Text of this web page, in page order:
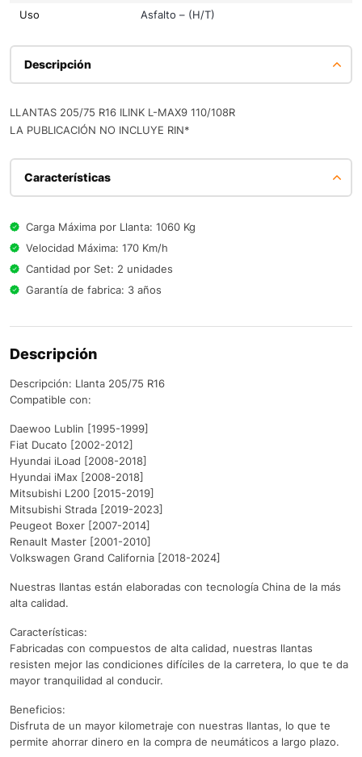
Uso
Asfalto – (H/T)
Descripción
LLANTAS 205/75 R16 ILINK L-MAX9 110/108R
LA PUBLICACIÓN NO INCLUYE RIN*
Características
Carga Máxima por Llanta: 1060 Kg
Velocidad Máxima: 170 Km/h
Cantidad por Set: 2 unidades
Garantía de fabrica: 3 años
Descripción
Descripción: Llanta 205/75 R16
Compatible con:
Daewoo Lublin [1995-1999]
Fiat Ducato [2002-2012]
Hyundai iLoad [2008-2018]
Hyundai iMax [2008-2018]
Mitsubishi L200 [2015-2019]
Mitsubishi Strada [2019-2023]
Peugeot Boxer [2007-2014]
Renault Master [2001-2010]
Volkswagen Grand California [2018-2024]
Nuestras llantas están elaboradas con tecnología China de la más
alta calidad.
Características:
Fabricadas con compuestos de alta calidad, nuestras llantas
resisten mejor las condiciones difíciles de la carretera, lo que te da
mayor tranquilidad al conducir.
Beneficios:
Disfruta de un mayor kilometraje con nuestras llantas, lo que te
permite ahorrar dinero en la compra de neumáticos a largo plazo.